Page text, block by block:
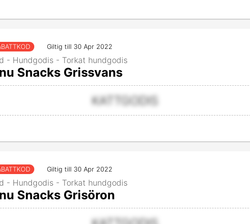
Giltig till 30 Apr 2022
- Hundgodis - Torkat hundgodis
Snacks Grissvans
KATTGODIS
Giltig till 30 Apr 2022
- Hundgodis - Torkat hundgodis
Snacks Grisöron